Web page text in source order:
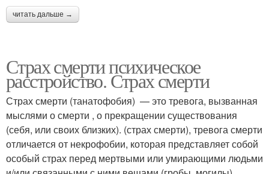
читать дальше →
Страх смерти психическое
расстройство. Страх смерти
Страх смерти (танатофобия) — это тревога, вызванная
мыслями о смерти , о прекращении существования
(себя, или своих близких). (страх смерти), тревога смерти
отличается от некрофобии, которая представляет собой
особый страх перед мертвыми или умирающими людьми